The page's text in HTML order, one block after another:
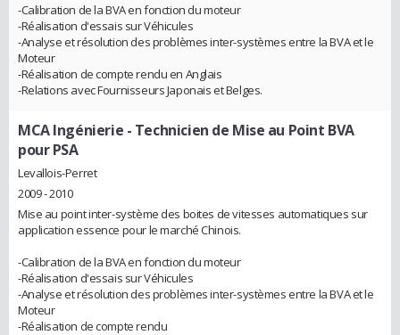
-Calibration de la BVA en fonction du moteur
-Réalisation d'essais sur Véhicules
-Analyse et résolution des problèmes inter-systèmes entre la BVA et le
Moteur
-Réalisation de compte rendu en Anglais
-Relations avec Fournisseurs Japonais et Belges.
MCA Ingénierie - Technicien de Mise au Point BVA
pour PSA
Levallois-Perret
2009 - 2010
Mise au point inter-système des boites de vitesses automatiques sur
application essence pour le marché Chinois.
-Calibration de la BVA en fonction du moteur
-Réalisation d'essais sur Véhicules
-Analyse et résolution des problèmes inter-systèmes entre la BVA et le
Moteur
-Réalisation de compte rendu